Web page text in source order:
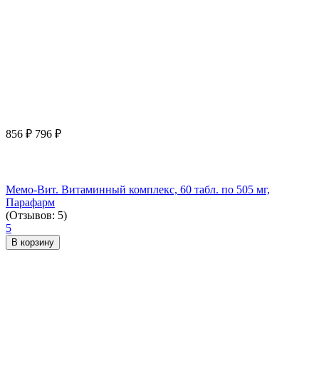
856 ₽ 796 ₽
Мемо-Вит. Витаминный комплекс, 60 табл. по 505 мг,
Парафарм
(Отзывов: 5)
5
В корзину